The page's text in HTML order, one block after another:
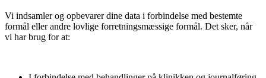
Vi indsamler og opbevarer dine data i forbindelse med bestemte
formål eller andre lovlige forretningsmæssige formål. Det sker, når
vi har brug for at: